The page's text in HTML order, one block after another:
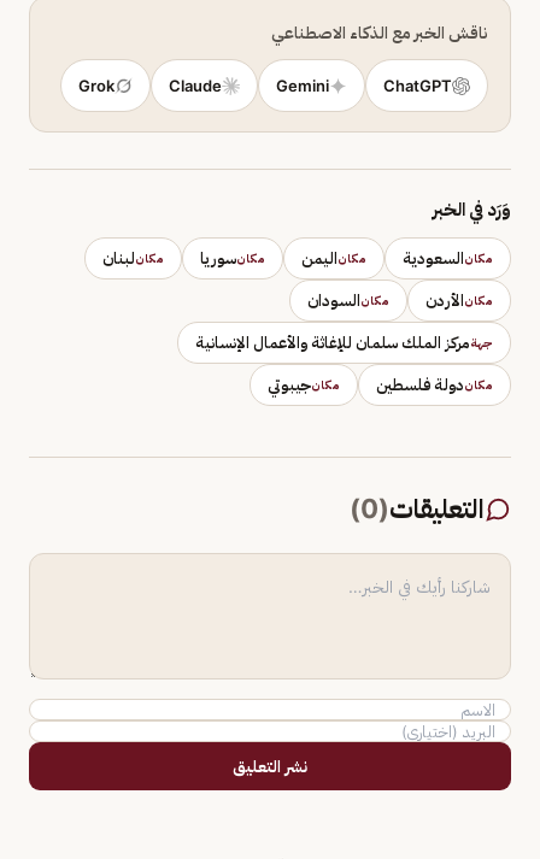
ناقش الخبر مع الذكاء الاصطناعي
ChatGPT
Gemini
Claude
Grok
وَرَد في الخبر
مكانالسعودية مكاناليمن مكانسوريا مكانلبنان
مكانالأردن مكانالسودان
جهةمركز الملك سلمان للإغاثة والأعمال الإنسانية
مكاندولة فلسطين مكانجيبوتي
التعليقات(
0
)
نشر التعليق